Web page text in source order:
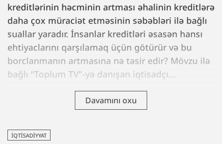
kreditlərinin həcminin artması əhalinin kreditlərə
daha çox müraciət etməsinin səbəbləri ilə bağlı
suallar yaradır. İnsanlar kreditləri əsasən hansı
ehtiyaclarını qarşılamaq üçün götürür və bu
borclanmanın artmasına nə təsir edir? Mövzu ilə
bağlı “Toplum TV”-yə danışan iqtisadçı...
Davamını oxu
İQTISADIYYAT